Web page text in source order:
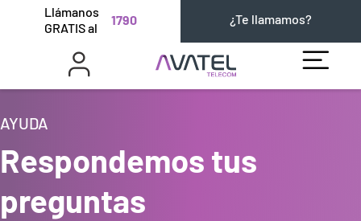
Llámanos
GRATIS al
1790 ¿Te llamamos?
AYUDA
Respondemos tus
preguntas